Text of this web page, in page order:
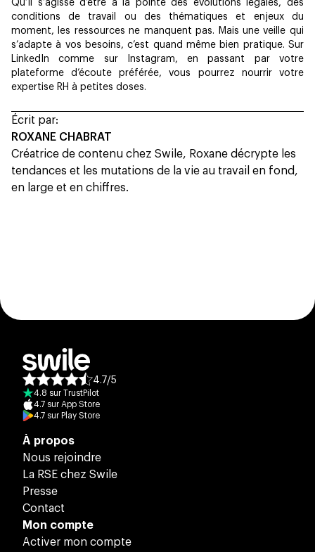
Qu’il s’agisse d’être à la pointe des évolutions légales, des
conditions de travail ou des thématiques et enjeux du
moment, les ressources ne manquent pas. Mais une veille qui
s’adapte à vos besoins, c’est quand même bien pratique. Sur
LinkedIn comme sur Instagram, en passant par votre
plateforme d’écoute préférée, vous pourrez nourrir votre
expertise RH à petites doses.
Écrit par:
ROXANE CHABRAT
Créatrice de contenu chez Swile, Roxane décrypte les
tendances et les mutations de la vie au travail en fond,
en large et en chiffres.
Note moyenne des avis :
4.7/5
4.8 sur TrustPilot
4.7 sur App Store
4.7 sur Play Store
À propos
Nous rejoindre
La RSE chez Swile
Presse
Contact
Mon compte
Activer mon compte